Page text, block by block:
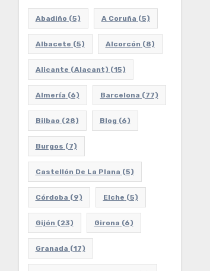
Abadiño (5) A Coruña (5)
Albacete (5) Alcorcón (8)
Alicante (Alacant) (15)
Almería (6) Barcelona (77)
Bilbao (28) Blog (6)
Burgos (7)
Castellón De La Plana (5)
Córdoba (9) Elche (5)
Gijón (23) Girona (6)
Granada (17)